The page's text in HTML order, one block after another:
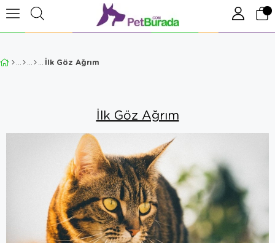
İlk Göz Ağrım
İlk Göz Ağrım